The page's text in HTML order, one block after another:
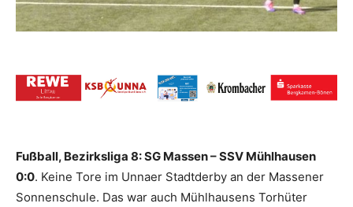
Fußball, Bezirksliga 8: SG Massen – SSV Mühlhausen
0:0. Keine Tore im Unnaer Stadtderby an der Massener
Sonnenschule. Das war auch Mühlhausens Torhüter